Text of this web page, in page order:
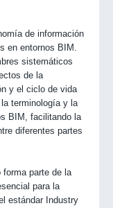
de información
en entornos BIM.
sistemáticos
de la
y el ciclo de vida
terminología y la
BIM, facilitando la
diferentes partes
forma parte de la
para la
estándar Industry